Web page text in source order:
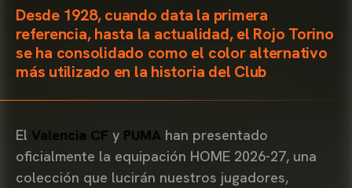
Desde 1928, cuando data la primera
referencia, hasta la actualidad, el Rojo Torino
se ha consolidado como el color alternativo
más utilizado en la historia del Club
El Valencia CF y PUMA han presentado
oficialmente la equipación HOME 2026-27, una
colección que lucirán nuestros jugadores,